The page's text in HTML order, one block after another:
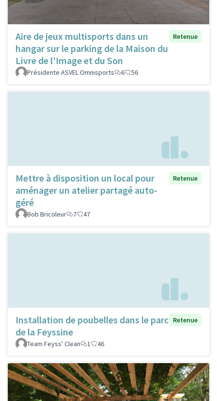
Aire de jeux multisports dans un
hangar sur le parking de la Maison du
Livre de l'Image et du Son
Retenue
Présidente ASVEL Omnisports 6 56
Mettre à disposition un local pour
aménager un atelier partagé auto-
géré
Retenue
Bob Bricoleur 7 47
Installation de poubelles dans le parc
de la Feyssine
Retenue
Team Feyss' Clean 1 46